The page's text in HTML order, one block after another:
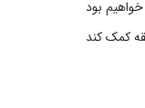
بود
کمک کند